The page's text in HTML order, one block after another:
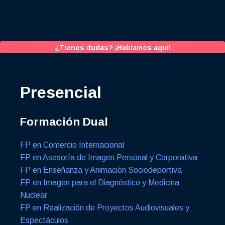
¿Tienes dudas? ¡Hablamos aquí!
Presencial
Formación Dual
FP en Comercio Internacional
FP en Asesoría de Imagen Personal y Corporativa
FP en Enseñanza y Animación Sociodeportiva
FP en Imagen para el Diagnóstico y Medicina
Nuclear
FP en Realización de Proyectos Audiovisuales y
Espectáculos